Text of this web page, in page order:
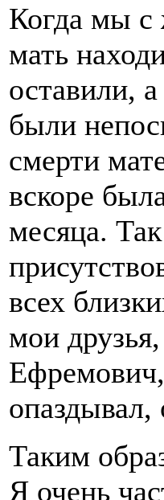
Когда мы с
мать
оставили,
были
смерти
вскоре
месяца.
всех
мои
Таким
Я очень